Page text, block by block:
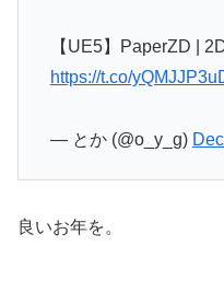
【UE5】PaperZD |
https://t.co/
— とか (@o_y_g)
良いお年を。